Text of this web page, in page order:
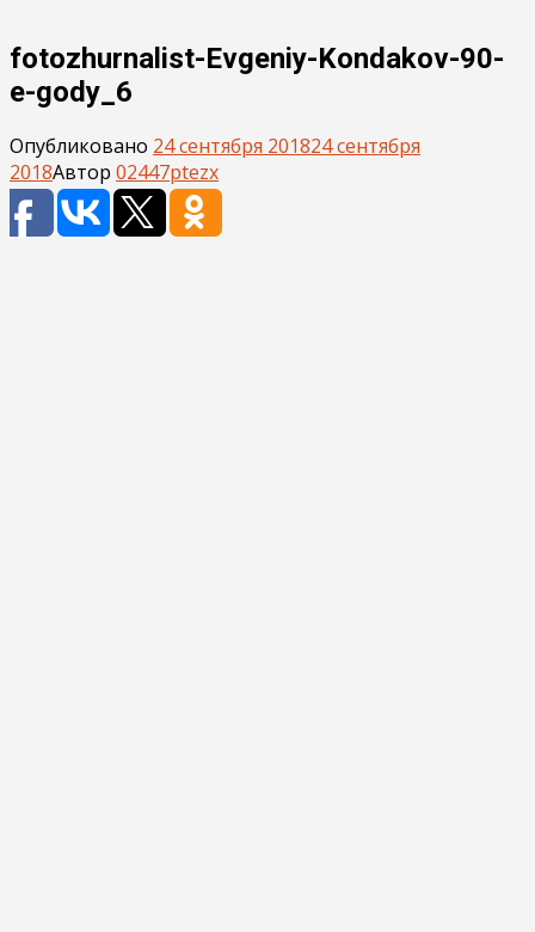
fotozhurnalist-Evgeniy-Kondakov-90-
e-gody_6
Опубликовано 24 сентября 201824 сентября
2018Автор 02447ptezx